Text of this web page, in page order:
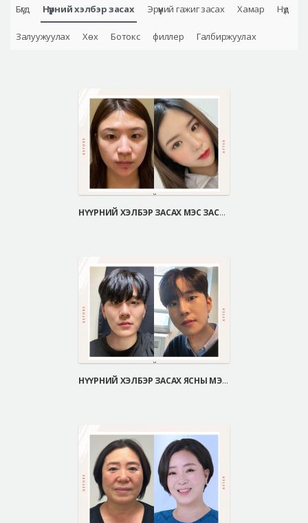
Бүгд Нүүрний хэлбэр засах Эрүүний гажиг засах Хамар Нүд
Залуужуулах Хөх Ботокс филлер Галбиржуулах
НҮҮРНИЙ ХЭЛБЭР ЗАСАХ МЭС ЗАСАЛ
НҮҮРНИЙ ХЭЛБЭР ЗАСАХ ЯСНЫ МЭС ЗАСАЛ